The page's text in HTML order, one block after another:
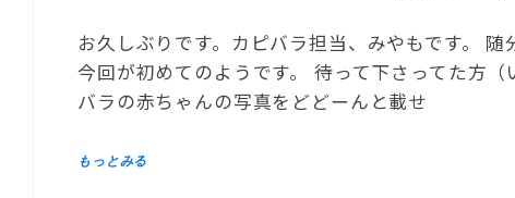
お久しぶりです。カピバラ担当、みやもです。
今回が初めてのようです。 待って下さってた方
バラの赤ちゃんの写真をどどーんと載せ